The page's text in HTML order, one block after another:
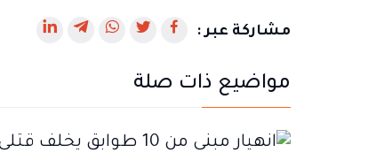
مشاركة عبر :
رابط
في
جديدة
رابط
في
جديدة
رابط
جديدة
رابط
جديدة
رابط
جديدة
مواضيع ذات صلة